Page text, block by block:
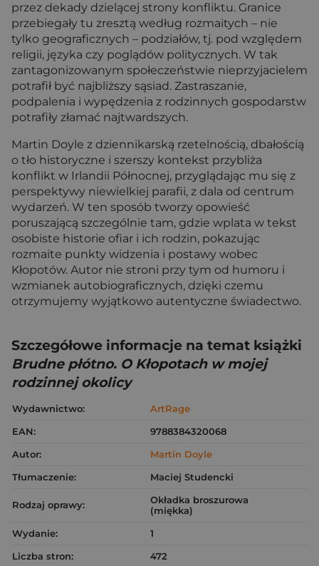
przez dekady dzielącej strony konfliktu. Granice
przebiegały tu zresztą według rozmaitych – nie
tylko geograficznych – podziałów, tj. pod względem
religii, języka czy poglądów politycznych. W tak
zantagonizowanym społeczeństwie nieprzyjacielem
potrafił być najbliższy sąsiad. Zastraszanie,
podpalenia i wypędzenia z rodzinnych gospodarstw
potrafiły złamać najtwardszych.
Martin Doyle z dziennikarską rzetelnością, dbałością
o tło historyczne i szerszy kontekst przybliża
konflikt w Irlandii Północnej, przyglądając mu się z
perspektywy niewielkiej parafii, z dala od centrum
wydarzeń. W ten sposób tworzy opowieść
poruszającą szczególnie tam, gdzie wplata w tekst
osobiste historie ofiar i ich rodzin, pokazując
rozmaite punkty widzenia i postawy wobec
Kłopotów. Autor nie stroni przy tym od humoru i
wzmianek autobiograficznych, dzięki czemu
otrzymujemy wyjątkowo autentyczne świadectwo.
Szczegółowe informacje na temat książki
Brudne płótno. O Kłopotach w mojej
rodzinnej okolicy
Wydawnictwo:
ArtRage
EAN:
9788384320068
Autor:
Martin Doyle
Tłumaczenie:
Maciej Studencki
Rodzaj oprawy:
Okładka broszurowa
(miękka)
Wydanie:
1
Liczba stron:
472